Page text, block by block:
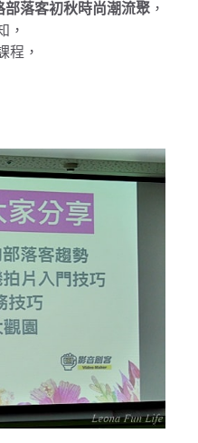
部落客初秋時尚潮流聚 ，
，
程，